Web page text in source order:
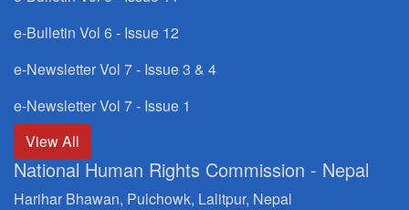
e-Bulletin Vol 6 - Issue 12
e-Newsletter Vol 7 - Issue 3 & 4
e-Newsletter Vol 7 - Issue 1
View All
National Human Rights Commission - Nepal
Harihar Bhawan, Pulchowk, Lalitpur, Nepal